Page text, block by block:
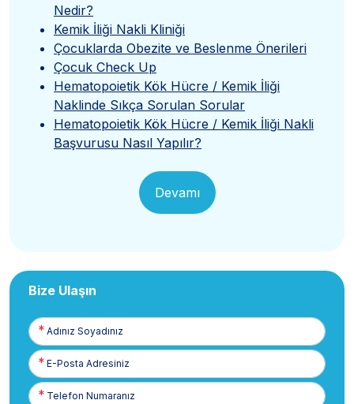
Nedir?
Kemik İliği Nakli Kliniği
Çocuklarda Obezite ve Beslenme Önerileri
Çocuk Check Up
Hematopoietik Kök Hücre / Kemik İliği
Naklinde Sıkça Sorulan Sorular
Hematopoietik Kök Hücre / Kemik İliği Nakli
Başvurusu Nasıl Yapılır?
Devamı
Bize Ulaşın
Adınız
Soyadınız
E-
Posta
Telefon